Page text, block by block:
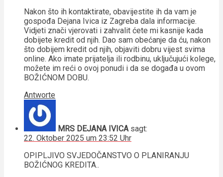
Nakon što ih kontaktirate, obavijestite ih da vam je
gospođa Dejana Ivica iz Zagreba dala informacije.
Vidjeti znači vjerovati i zahvalit ćete mi kasnije kada
dobijete kredit od njih. Dao sam obećanje da ću, nakon
što dobijem kredit od njih, objaviti dobru vijest svima
online. Ako imate prijatelja ili rodbinu, uključujući kolege,
možete im reći o ovoj ponudi i da se događa u ovom
BOŽIĆNOM DOBU.
Antworte
MRS DEJANA IVICA sagt:
22. Oktober 2025 um 23:52 Uhr
OPIPLJIVO SVJEDOČANSTVO O PLANIRANJU
BOŽIĆNOG KREDITA..